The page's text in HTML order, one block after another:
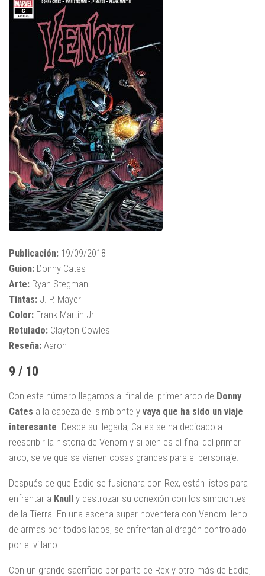
Publicación: 19/09/2018
Guion: Donny Cates
Arte: Ryan Stegman
Tintas: J. P. Mayer
Color: Frank Martin Jr.
Rotulado: Clayton Cowles
Reseña: Aaron
9 / 10
Con este número llegamos al final del primer arco de Donny
Cates a la cabeza del simbionte y vaya que ha sido un viaje
interesante. Desde su llegada, Cates se ha dedicado a
reescribir la historia de Venom y si bien es el final del primer
arco, se ve que se vienen cosas grandes para el personaje.
Después de que Eddie se fusionara con Rex, están listos para
enfrentar a Knull y destrozar su conexión con los simbiontes
de la Tierra. En una escena super noventera con Venom lleno
de armas por todos lados, se enfrentan al dragón controlado
por el villano.
Con un grande sacrificio por parte de Rex y otro más de Eddie,